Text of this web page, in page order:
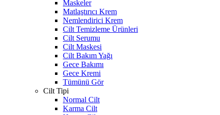
Maskeler
Matlaştırıcı Krem
Nemlendirici Krem
Cilt Temizleme Ürünleri
Cilt Serumu
Cilt Maskesi
Cilt Bakım Yağı
Gece Bakımı
Gece Kremi
Tümünü Gör
Cilt Tipi
Normal Cilt
Karma Cilt